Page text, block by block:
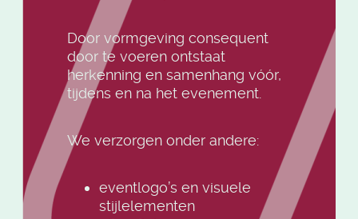
Door vormgeving consequent
door te voeren ontstaat
herkenning en samenhang vóór,
tijdens en na het evenement.
We verzorgen onder andere:
eventlogo’s en visuele
stijlelementen